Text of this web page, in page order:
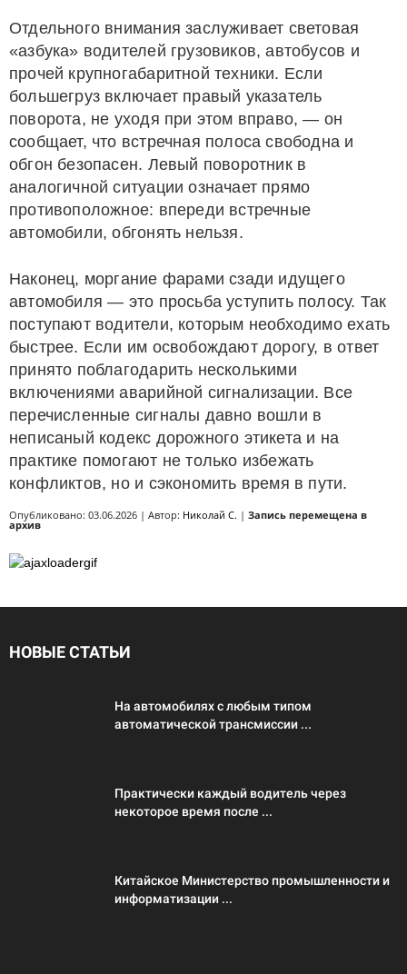
Отдельного внимания заслуживает световая
«азбука» водителей грузовиков, автобусов и
прочей крупногабаритной техники. Если
большегруз включает правый указатель
поворота, не уходя при этом вправо, — он
сообщает, что встречная полоса свободна и
обгон безопасен. Левый поворотник в
аналогичной ситуации означает прямо
противоположное: впереди встречные
автомобили, обгонять нельзя.
Наконец, моргание фарами сзади идущего
автомобиля — это просьба уступить полосу. Так
поступают водители, которым необходимо ехать
быстрее. Если им освобождают дорогу, в ответ
принято поблагодарить несколькими
включениями аварийной сигнализации. Все
перечисленные сигналы давно вошли в
неписаный кодекс дорожного этикета и на
практике помогают не только избежать
конфликтов, но и сэкономить время в пути.
Опубликовано: 03.06.2026 | Автор: Николай С. | Запись перемещена в
архив
НОВЫЕ СТАТЬИ
На автомобилях с любым типом
автоматической трансмиссии ...
Практически каждый водитель через
некоторое время после ...
Китайское Министерство промышленности и
информатизации ...